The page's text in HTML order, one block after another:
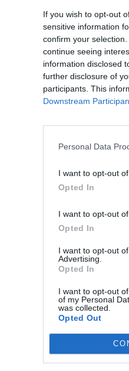
If you wish to opt-out
sensitive information
confirm your
continue seeing
information disclosed
further disclosure of
participants. This
Downstream
Personal Data
I want to opt-out
Opted In
I want to opt-out
Opted In
I want to opt-out
Advertising.
Opted In
I want to opt-out
of my Personal
was collected.
Opted Out